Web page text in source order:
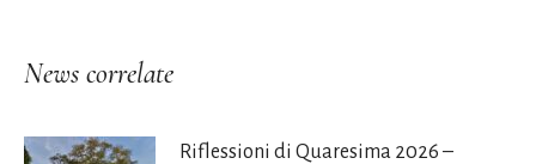
News correlate
Riflessioni di Quaresima 2026 –